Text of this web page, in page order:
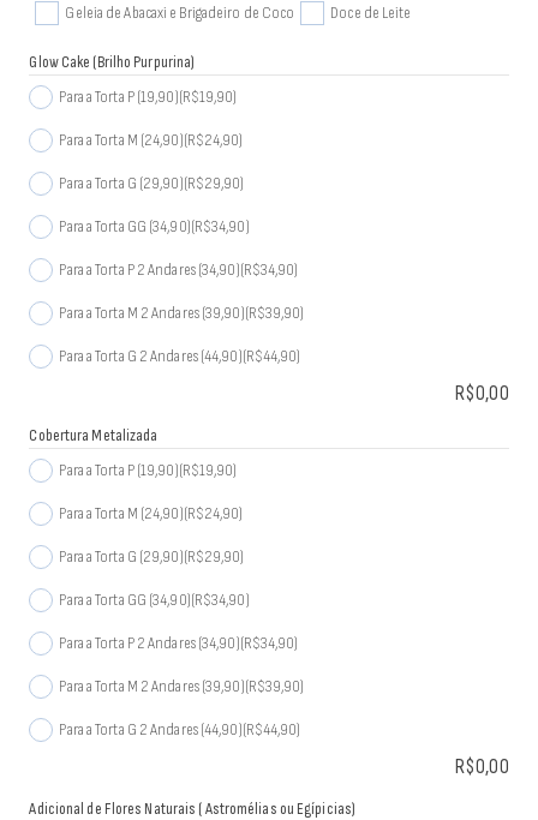
Geleia de Abacaxi e Brigadeiro de Coco
Doce de Leite
Glow Cake (Brilho Purpurina)
Para a Torta P (19,90)(R$19,90)
Para a Torta M (24,90)(R$24,90)
Para a Torta G (29,90)(R$29,90)
Para a Torta GG (34,90)(R$34,90)
Para a Torta P 2 Andares (34,90)(R$34,90)
Para a Torta M 2 Andares (39,90)(R$39,90)
Para a Torta G 2 Andares (44,90)(R$44,90)
R$0,00
Cobertura Metalizada
Para a Torta P (19,90)(R$19,90)
Para a Torta M (24,90)(R$24,90)
Para a Torta G (29,90)(R$29,90)
Para a Torta GG (34,90)(R$34,90)
Para a Torta P 2 Andares (34,90)(R$34,90)
Para a Torta M 2 Andares (39,90)(R$39,90)
Para a Torta G 2 Andares (44,90)(R$44,90)
R$0,00
Adicional de Flores Naturais ( Astromélias ou Egípicias)